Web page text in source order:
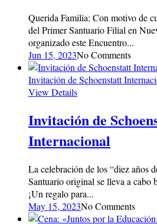
Querida Familia: Con motivo de
del Primer Santuario Filial en
organizado este Encuentro...
Jun 15, 2023No Comments
Invitación de Schoenstatt
View Details
Invitación de
Internacional
La celebración de los “diez años
Santuario original se lleva a cabo
¡Un regalo para...
May 15, 2023No Comments